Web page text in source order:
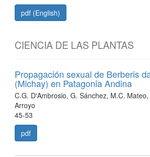
pdf (English)
CIENCIA DE LAS PLANTAS
Propagación sexual de Berberis
(Michay) en Patagonia Andina
C.G. D'Ambrosio, G. Sánchez, M.C.
Arroyo
45-53
pdf